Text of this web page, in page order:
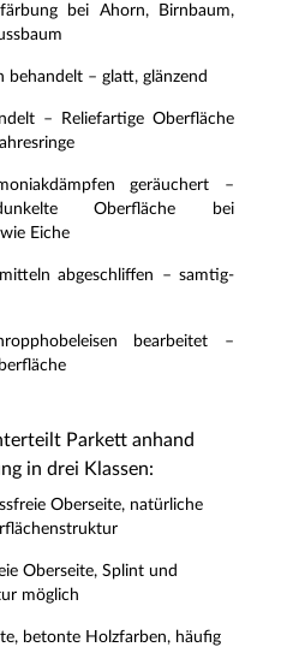
bei Ahorn, Birnbaum,
behandelt – glatt, glänzend
– Reliefartige Oberfläche
geräuchert –
Oberfläche bei
Eiche
abgeschliffen – samtig-
bearbeitet –
Parkett anhand
in drei Klassen:
Oberseite, natürliche
Oberseite, Splint und
möglich
betonte Holzfarben, häufig